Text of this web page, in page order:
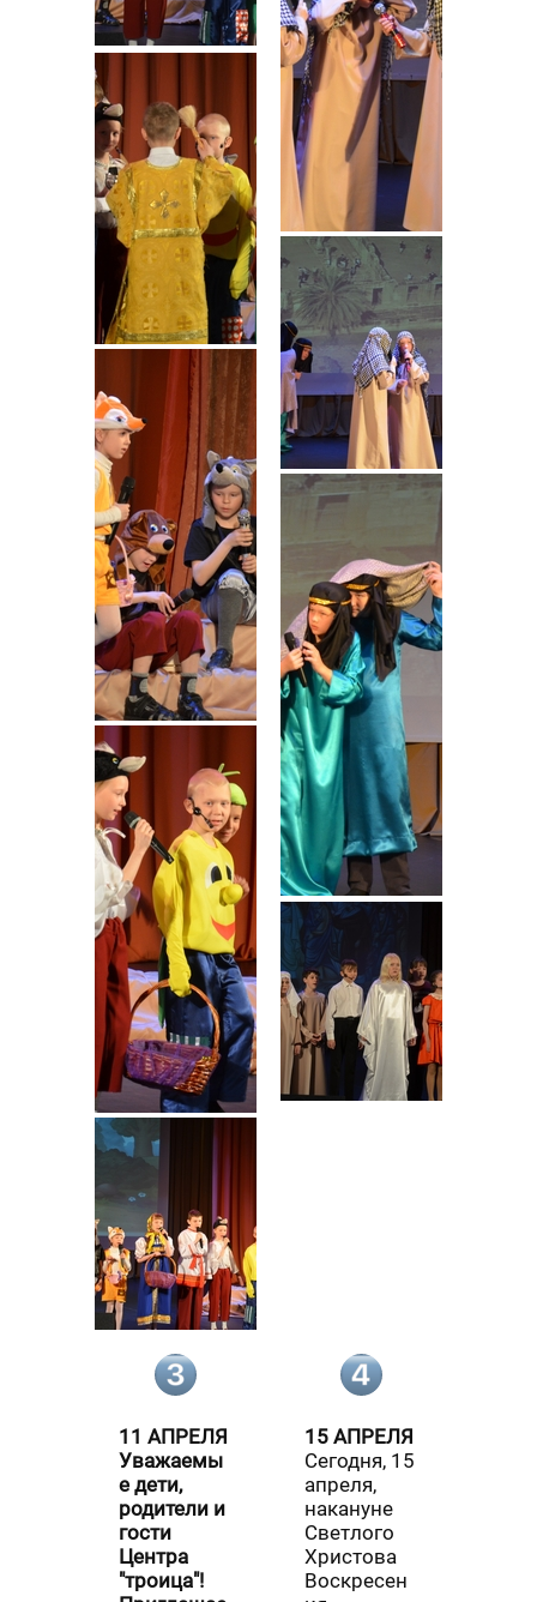
11 АПРЕЛЯ
Уважаемы
е дети,
родители и
гости
Центра
"троица"!
15 АПРЕЛЯ
Сегодня, 15
апреля,
накануне
Светлого
Христова
Воскресен